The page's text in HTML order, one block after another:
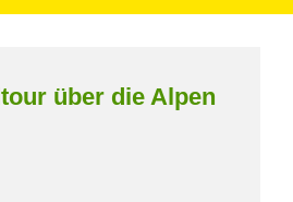
über die Alpen